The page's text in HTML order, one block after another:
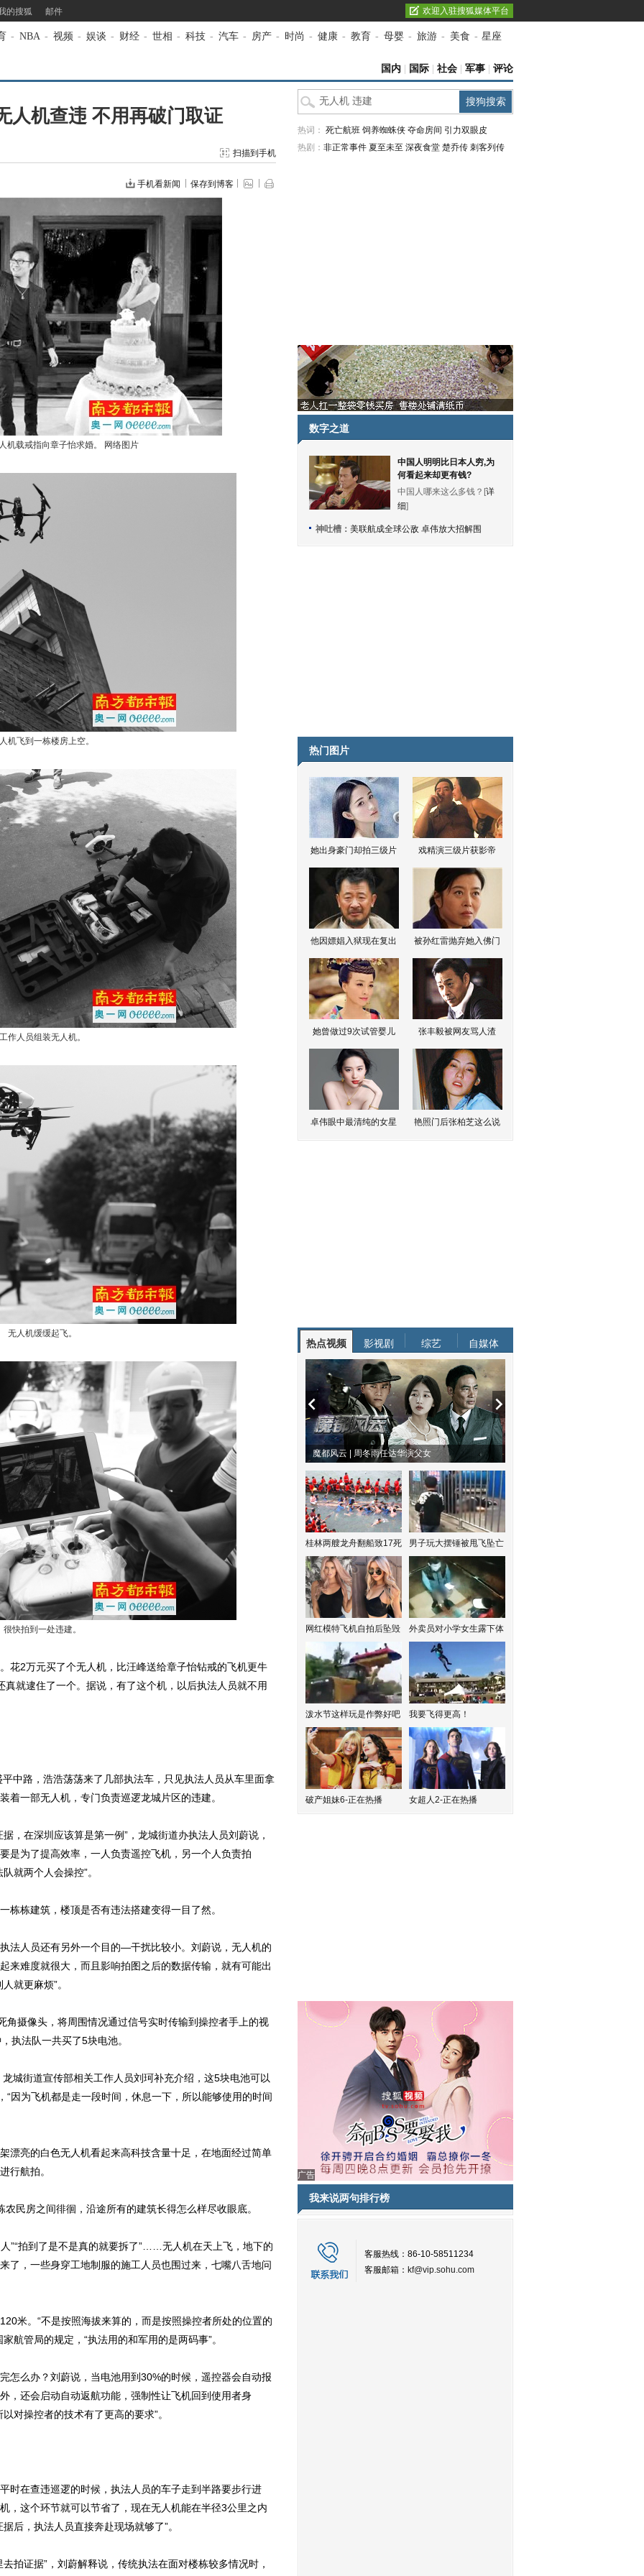
的搜狐 邮件 欢迎入驻搜狐媒体平台
- NBA - 视频 - 娱谈 - 财经 - 世相 - 科技 - 汽车 - 房产 - 时尚 - 健康 - 教育 - 母婴 - 旅游 - 美食 - 星座
国内 国际 社会 军事 评论
人机查违 不用再破门取证
扫描到手机
手机看新闻 保存到博客
机载戒指向章子怡求婚。 网络图片
机飞到一栋楼房上空。
工作人员组装无人机。
无人机缓缓起飞。
很快拍到一处违建。
2万元买了个无人机，比汪峰送给章子怡钻戒的飞机更牛
就逮住了一个。据说，有了这个机，以后执法人员就不用
路，浩浩荡荡来了几部执法车，只见执法人员从车里面拿
着一部无人机，专门负责巡逻龙城片区的违建。
在深圳应该算是第一例”，龙城街道办执法人员刘蔚说，
是为了提高效率，一人负责遥控飞机，另一个人负责拍
就两个人会操控”。
栋建筑，楼顶是否有违法搭建变得一目了然。
人员还有另外一个目的—干扰比较小。刘蔚说，无人机的
来难度就很大，而且影响拍图之后的数据传输，就有可能出
就更麻烦”。
像头，将周围情况通过信号实时传输到操控者手上的视
执法队一共买了5块电池。
街道宣传部相关工作人员刘珂补充介绍，这5块电池可以
因为飞机都是走一段时间，休息一下，所以能够使用的时间
亮的白色无人机看起来高科技含量十足，在地面经过简单
行航拍。
房之间徘徊，沿途所有的建筑长得怎么样尽收眼底。
拍到了是不是真的就要拆了”……无人机在天上飞，地下的
了，一些身穿工地制服的施工人员也围过来，七嘴八舌地问
。“不是按照海拔来算的，而是按照操控者所处的位置的
航管局的规定，“执法用的和军用的是两码事”。
么办？刘蔚说，当电池用到30%的时候，遥控器会自动报
，还会启动自动返航功能，强制性让飞机回到使用者身
对操控者的技术有了更高的要求”。
在查违巡逻的时候，执法人员的车子走到半路要步行进
，这个环节就可以节省了，现在无人机能在半径3公里之内
后，执法人员直接奔赴现场就够了”。
证据”，刘蔚解释说，传统执法在面对楼栋较多情况时，
热词： 死亡航班 饲养蜘蛛侠 夺命房间 引力双眼皮
热剧： 非正常事件 夏至未至 深夜食堂 楚乔传 刺客列传
数字之道
中国人明明比日本人穷,为
何看起来却更有钱?
中国人哪来这么多钱？[详
细]
神吐槽： 美联航成全球公敌 卓伟放大招解围
热门图片
她出身豪门却拍三级片 戏精演三级片获影帝
他因嫖娼入狱现在复出 被孙红雷抛弃她入佛门
她曾做过9次试管婴儿 张丰毅被网友骂人渣
卓伟眼中最清纯的女星 艳照门后张柏芝这么说
热点视频 影视剧 综艺 自媒体
验爱情哲学 南方有乔木 | “科创CP”渐入佳境 魔都风云 | 周冬雨任达华演父女
桂林两艘龙舟翻船致17死 男子玩大摆锤被甩飞坠亡
网红模特飞机自拍后坠毁 外卖员对小学女生露下体
泼水节这样玩是作弊好吧 我要飞得更高！
破产姐妹6-正在热播 女超人2-正在热播
广告
我来说两句排行榜
客服热线：86-10-58511234
客服邮箱： kf@vip.sohu.com